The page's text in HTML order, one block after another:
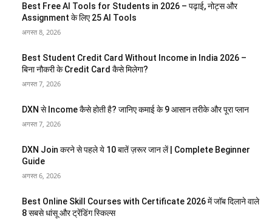
Best Free AI Tools for Students in 2026 – पढ़ाई, नोट्स और
Assignment के लिए 25 AI Tools
अगस्त 8, 2026
Best Student Credit Card Without Income in India 2026 –
बिना नौकरी के Credit Card कैसे मिलेगा?
अगस्त 7, 2026
DXN से Income कैसे होती है? जानिए कमाई के 9 आसान तरीके और पूरा प्लान
अगस्त 7, 2026
DXN Join करने से पहले ये 10 बातें ज़रूर जान लें | Complete Beginner
Guide
अगस्त 6, 2026
Best Online Skill Courses with Certificate 2026 में जॉब दिलाने वाले
8 सबसे धांसू और ट्रेंडिंग स्किल्स